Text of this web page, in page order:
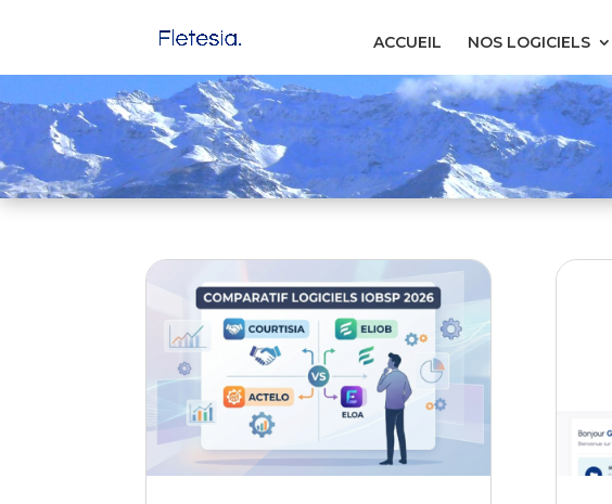
ACCUEIL NOS LOGICIELS